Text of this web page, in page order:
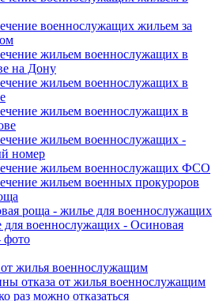
военнослужащих жильем за
жильем военнослужащих в
на Дону
жильем военнослужащих в
жильем военнослужащих в
жильем военнослужащих -
номер
жильем военнослужащих ФСО
жильем военных прокуроров
роща - жилье для военнослужащих
военнослужащих - Осиновая
фото
жилья военнослужащим
отказа от жилья военнослужащим
раз можно отказаться